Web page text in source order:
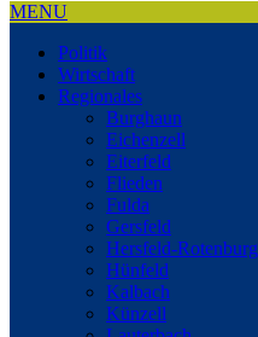
MENU
Politik
Wirtschaft
Regionales
Burghaun
Eichenzell
Eiterfeld
Flieden
Fulda
Gersfeld
Hersfeld-Rotenburg
Hünfeld
Kalbach
Künzell